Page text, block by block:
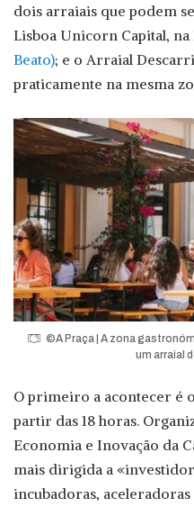
dois arraiais que podem
Lisboa Unicorn Capital, na
Beato); e o Arraial
praticamente na mesma
©A Praça | A zona
um arraial
O primeiro a acontecer é
partir das 18 horas.
Economia e Inovação da
mais dirigida a
incubadoras, aceleradoras